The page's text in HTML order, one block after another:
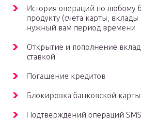
История операций по любому
продукту (счета карты,
нужный вам период времени
Открытие и пополнение
ставкой
Погашение кредитов
Блокировка банковской карты
Подтверждений операций